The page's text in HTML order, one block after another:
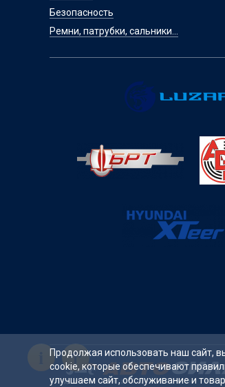
Безопасность
Ремни, патрубки, сальники...
Продолжая использовать наш сайт,
cookie, которые обеспечивают
улучшаем сайт, обслуживание и